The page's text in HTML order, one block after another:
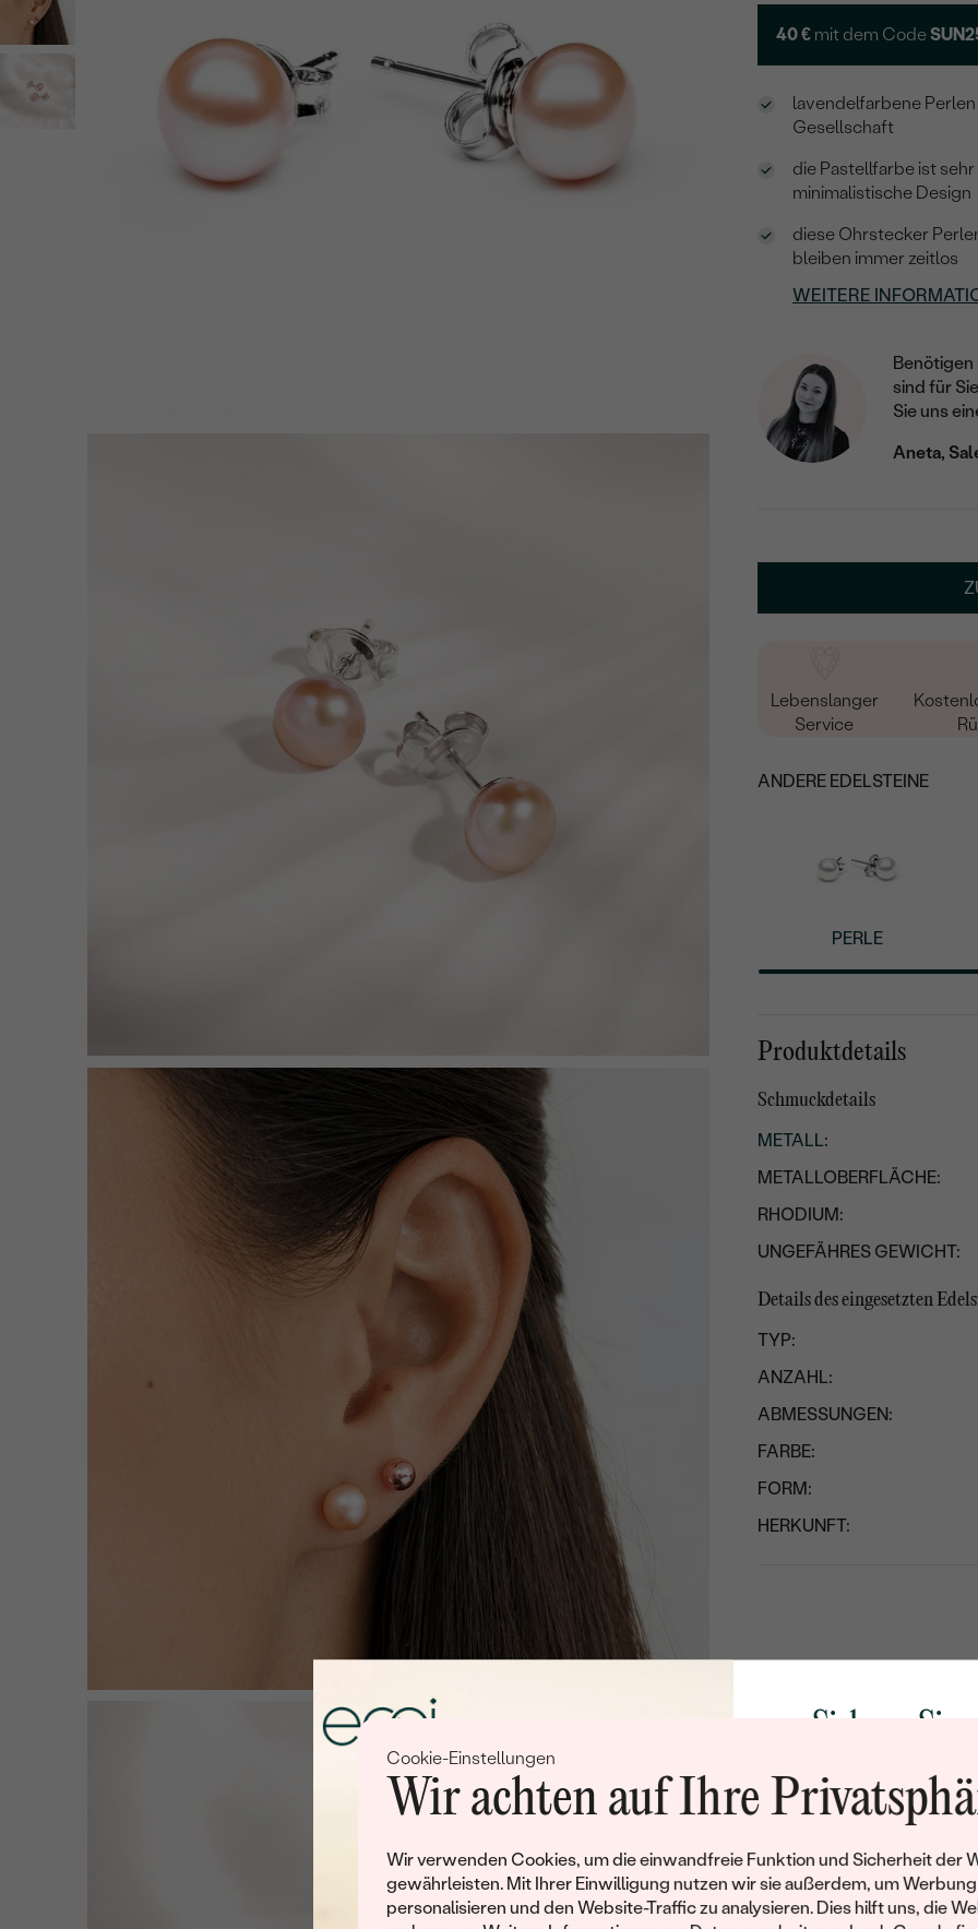
Cookie-Einstellungen
Wir achten auf Ihre
Wir verwenden Cookies, um die einwandfreie Funktion und Sicherheit der
gewährleisten. Mit Ihrer Einwilligung nutzen wir sie außerdem, um Werbung
personalisieren und den Website-Traffic zu analysieren. Dies hilft uns, die
40 € mit dem Code
lavendelfarbene
Gesellschaft
die Pastellfarbe ist
minimalistische Design
diese Ohrstecker
bleiben immer zeitlos
WEITERE
Benötigen
sind für
Sie uns
Aneta,
Lebenslanger
Service
ANDERE EDELSTEINE
PERLE
Produktdetails
Schmuckdetails
METALL:
METALLOBERFLÄCHE:
RHODIUM:
UNGEFÄHRES GEWICHT:
Details des eingesetzten
TYP:
ANZAHL:
ABMESSUNGEN:
FARBE:
FORM:
HERKUNFT:
Sichern Sie
Rabatt auf
Werden Sie Teil
und entdecken Sie die
gefertigten Schmucks